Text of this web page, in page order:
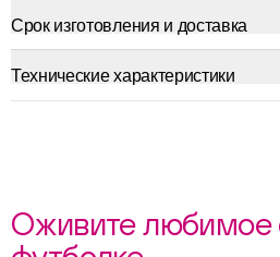
Срок изготовления и доставка
Технические характеристики
Оживите любимое